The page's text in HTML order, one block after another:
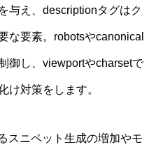
与え、descriptionタグはク
な要素。robotsやcanonical
御し、viewportやcharsetで
け対策をします。
スニペット生成の増加やモ